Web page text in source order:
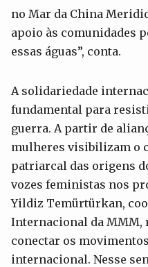
no Mar da China
apoio às comunidades
essas águas”, conta.
A solidariedade
fundamental para
guerra. A partir de
mulheres visibilizam o
patriarcal das origens
vozes feministas nos
Yildiz Temürtürkan,
Internacional da MMM,
conectar os
internacional. Nesse